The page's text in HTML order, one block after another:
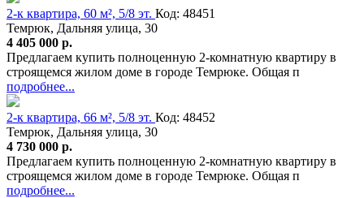
2-к квартира, 60 м², 5/8 эт. Код: 48451
Темрюк, Дальняя улица, 30
4 405 000 р.
Предлагаем купить полноценную 2-комнатную квартиру в
строящемся жилом доме в городе Темрюке. Общая п
подробнее...
2-к квартира, 66 м², 5/8 эт. Код: 48452
Темрюк, Дальняя улица, 30
4 730 000 р.
Предлагаем купить полноценную 2-комнатную квартиру в
строящемся жилом доме в городе Темрюке. Общая п
подробнее...